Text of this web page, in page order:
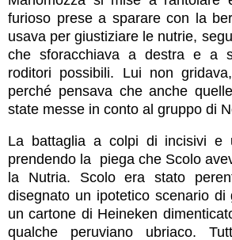
furioso prese a sparare con la
usava per giustiziare le nutrie,
che sforacchiava a destra e a
roditori possibili. Lui non
perché pensava che anche
state messe in conto al gruppo di
La battaglia a colpi di incisivi e
prendendo la piega che Scolo
la Nutria. Scolo era stato
disegnato un ipotetico scenario di
un cartone di Heineken
qualche peruviano ubriaco.